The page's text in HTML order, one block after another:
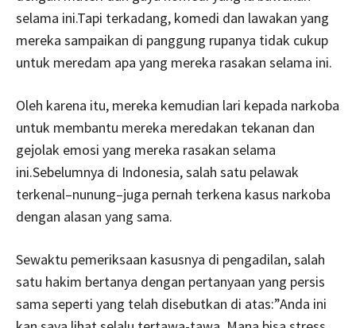
selama ini.Tapi terkadang, komedi dan lawakan yang
mereka sampaikan di panggung rupanya tidak cukup
untuk meredam apa yang mereka rasakan selama ini.
Oleh karena itu, mereka kemudian lari kepada narkoba
untuk membantu mereka meredakan tekanan dan
gejolak emosi yang mereka rasakan selama
ini.Sebelumnya di Indonesia, salah satu pelawak
terkenal–nunung–juga pernah terkena kasus narkoba
dengan alasan yang sama.
Sewaktu pemeriksaan kasusnya di pengadilan, salah
satu hakim bertanya dengan pertanyaan yang persis
sama seperti yang telah disebutkan di atas:”Anda ini